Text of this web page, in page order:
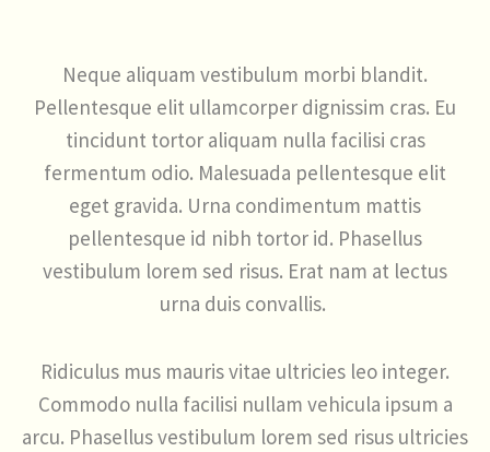
Neque aliquam vestibulum morbi blandit.
Pellentesque elit ullamcorper dignissim cras. Eu
tincidunt tortor aliquam nulla facilisi cras
fermentum odio. Malesuada pellentesque elit
eget gravida. Urna condimentum mattis
pellentesque id nibh tortor id. Phasellus
vestibulum lorem sed risus. Erat nam at lectus
urna duis convallis.
Ridiculus mus mauris vitae ultricies leo integer.
Commodo nulla facilisi nullam vehicula ipsum a
arcu. Phasellus vestibulum lorem sed risus ultricies